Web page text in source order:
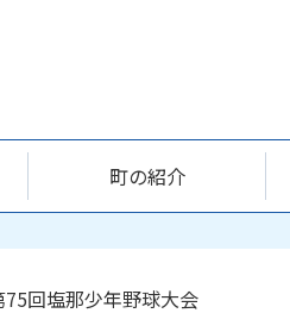
町の紹介
75回塩那少年野球大会